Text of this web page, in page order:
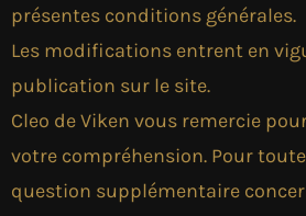
présentes conditions générales.
Les modifications entrent en
publication sur le site.
Cleo de Viken vous remercie
votre compréhension. Pour toute
question supplémentaire